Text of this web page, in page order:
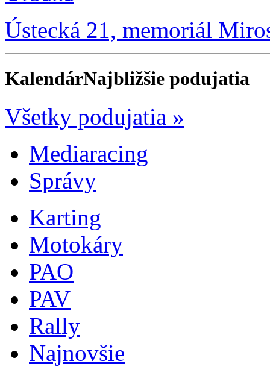
Ústecká 21, memoriál
KalendárNajbližšie podujatia
Všetky podujatia »
Mediaracing
Správy
Karting
Motokáry
PAO
PAV
Rally
Najnovšie